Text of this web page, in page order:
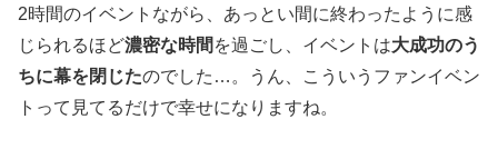
2時間のイベントながら、あっとい間に終わったように感
じられるほど濃密な時間 を過ごし、イベントは大成功のう
ちに幕を閉じたのでした…。うん、こういうファンイベン
トって見てるだけで幸せになりますね。